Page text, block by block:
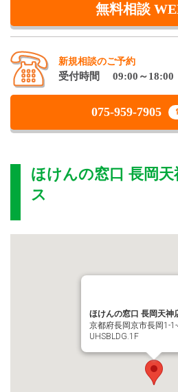
無料相談
新規相談のご予約
受付時間 09:00～18:00
075-959-7905
ほけんの窓口 長岡天
ス
ほけんの窓口 長岡天神
京都府長岡京市長岡1-
UHSBLDG.1F